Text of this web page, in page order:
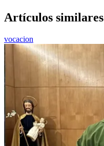
Artículos similares
vocacion